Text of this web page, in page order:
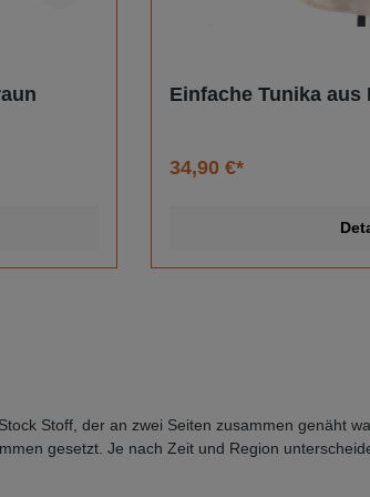
Einfache Tunika aus
34,90 €*
Stoff, der an zwei Seiten zusammen genäht
gesetzt. Je nach Zeit und Region